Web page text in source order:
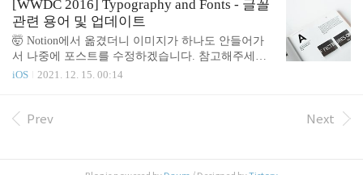
d Fonts 포스팅에 이어서 Accessibility에 대해 알아보
겠습니다. Apple은 앱을 Accessibility 측면에서 분석
하여 보완점을 제시하는 Accessibility Inspector 툴을
제공합니다. Xcode에 내장되어 있어서 바로 사용해
볼 수 있습니다. Accessibility Inspector도 완벽하지 않
은 하나의 툴이기 때문에 Inspect..
[WWDC 2016] Typography and Fonts - 글꼴
관련 용어 및 업데이트
🤯 Notion에서 옮겼더니 이미지가 하나도 안들어가
서 나중에 포스트를 수정하겠습니다. 참고해주세요.
Notion 링크 : https://www.notion.so/Typography-and-Fo
스팅입니다. 개념을 완벽히 익히고 나서 포스팅을 하
iOS 2021. 12. 15. 00:14
Prev Next